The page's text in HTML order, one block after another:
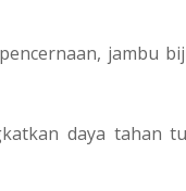
jambu
daya tahan